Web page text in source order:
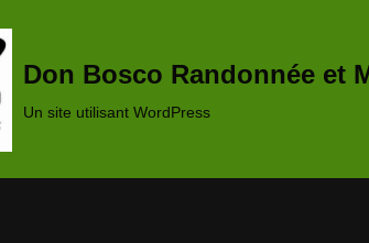
Don Bosco Randonnée et
Un site utilisant WordPress